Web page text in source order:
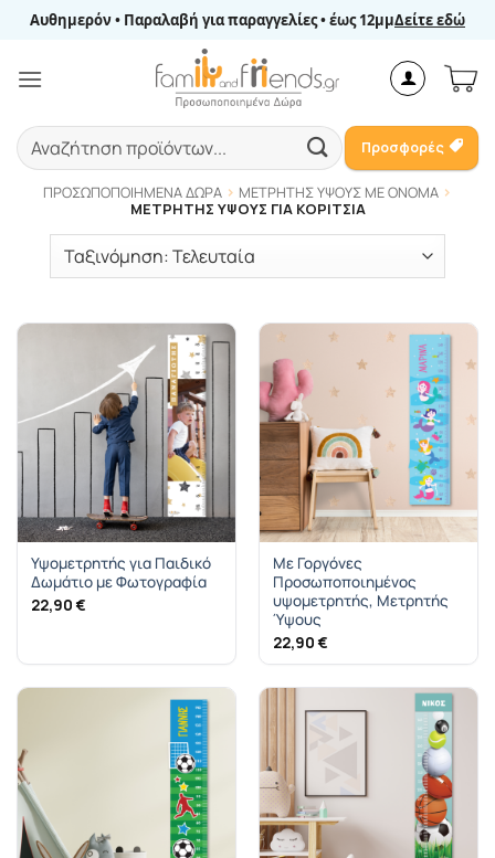
Μετάβαση
περιεχόμενο
Αυθημερόν • Παραλαβή για παραγγελίες • έως 12μμΔείτε εδώ
Αναζήτηση
για:
Προσφορές
ΠΡΟΣΩΠΟΠΟΙΗΜΈΝΑ ΔΏΡΑ
ΜΕΤΡΗΤΉΣ ΎΨΟΥΣ ΜΕ ΌΝΟΜΑ
ΜΕΤΡΗΤΉΣ ΎΨΟΥΣ ΓΙΑ ΚΟΡΊΤΣΙΑ
Υψομετρητής για Παιδικό
Δωμάτιο με Φωτογραφία
22,90 €
Με Γοργόνες
Προσωποποιημένος
υψομετρητής, Μετρητής
Ύψους
22,90 €